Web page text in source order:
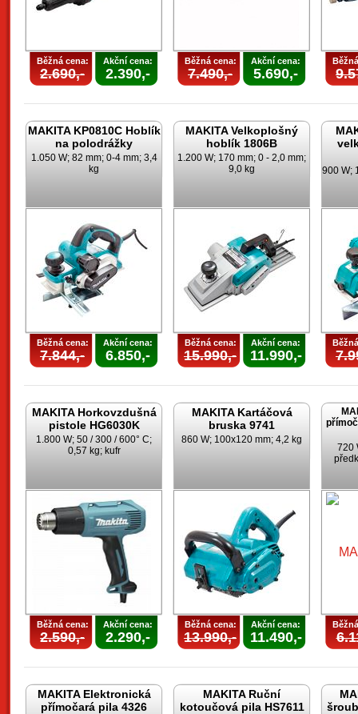
Běžná cena:
2.690,-
Akční cena:
2.390,-
Běžná cena:
7.490,-
Akční cena:
5.690,-
MAKITA KP0810C Hoblík
na polodrážky
1.050 W; 82 mm; 0-4 mm; 3,4
kg
Běžná cena:
7.844,-
Akční cena:
6.850,-
MAKITA Velkoplošný
hoblík 1806B
1.200 W; 170 mm; 0 - 2,0 mm;
9,0 kg
Běžná cena:
15.990,-
Akční cena:
11.990,-
900 W;
MAKITA Horkovzdušná
pistole HG6030K
1.800 W; 50 / 300 / 600° C;
0,57 kg; kufr
Běžná cena:
2.590,-
Akční cena:
2.290,-
MAKITA Kartáčová
bruska 9741
860 W; 100x120 mm; 4,2 kg
Běžná cena:
13.990,-
Akční cena:
11.490,-
720
MAKITA Elektronická
přímočará pila 4326
MAKITA Ruční
kotoučová pila HS7611